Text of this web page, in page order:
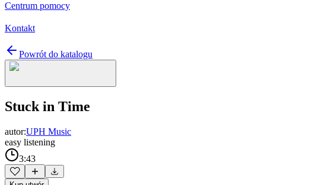
Centrum pomocy
Kontakt
Powrót do katalogu
Stuck in Time
autor:UPH Music
easy listening
3:43